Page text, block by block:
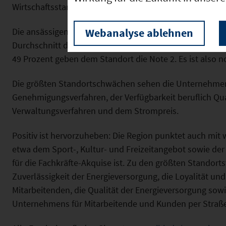
Wirtschaftsstandort.
Die ansässigen Unternehmen geben der Oberpfalz
Durchschnitt die Schulnote 2,5. 11 Prozent der
49 Prozent geben dem Standort die Note 2. Es ist also
Die größten Standortschwächen sehen die
Genehmigungsverfahren, der Verfügbarkeit beruflich
Verwaltungsverfahren und dem Strompreis.
Positiv ist hervorzuheben: Die Region punktet auch
etwa dem Sport-, Kultur- und Freizeitangebot sowie
für die Fachkräfte-Akquise ist. Zu den größten
Zuverlässigkeit der Energieversorgung, die Loyalität
Mitarbeitenden, die Qualität der Energieversorgung
Unternehmens für Mitarbeitende und Kunden per
Webanalyse ablehnen